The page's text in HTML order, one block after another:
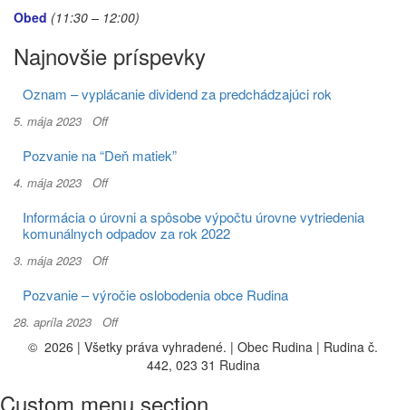
Obed (11:30 – 12:00)
Najnovšie príspevky
Oznam – vyplácanie dividend za predchádzajúci rok
5. mája 2023 Off
Pozvanie na “Deň matiek”
4. mája 2023 Off
Informácia o úrovni a spôsobe výpočtu úrovne vytriedenia
komunálnych odpadov za rok 2022
3. mája 2023 Off
Pozvanie – výročie oslobodenia obce Rudina
28. apríla 2023 Off
© 2026 | Všetky práva vyhradené. | Obec Rudina | Rudina č.
442, 023 31 Rudina
Custom menu section